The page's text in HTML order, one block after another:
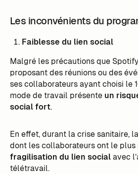
Les inconvénients du
Faiblesse du lien social
Malgré les précautions que
proposant des réunions ou des
ses collaborateurs ayant choisi le
mode de travail présente un
social fort.
En effet, durant la crise sanitaire,
dont les collaborateurs ont le plus
fragilisation du lien socialavec
télétravail.